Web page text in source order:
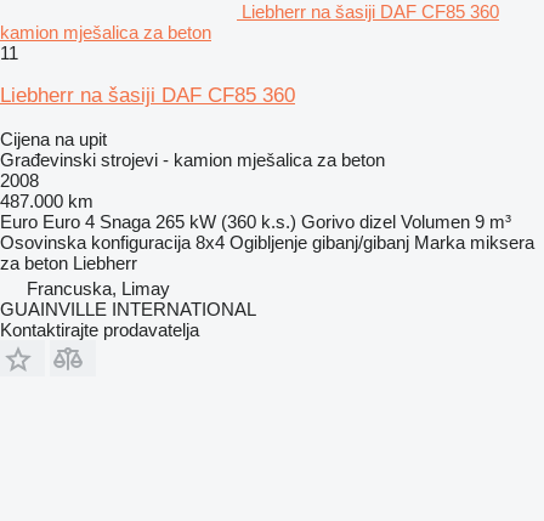
Liebherr na šasiji DAF CF85 360
kamion mješalica za beton
11
Liebherr na šasiji DAF CF85 360
Cijena na upit
Građevinski strojevi - kamion mješalica za beton
2008
487.000 km
Euro Euro 4 Snaga 265 kW (360 k.s.) Gorivo dizel Volumen 9 m³
Osovinska konfiguracija 8x4 Ogibljenje gibanj/gibanj Marka miksera
za beton Liebherr
Francuska, Limay
GUAINVILLE INTERNATIONAL
Kontaktirajte prodavatelja